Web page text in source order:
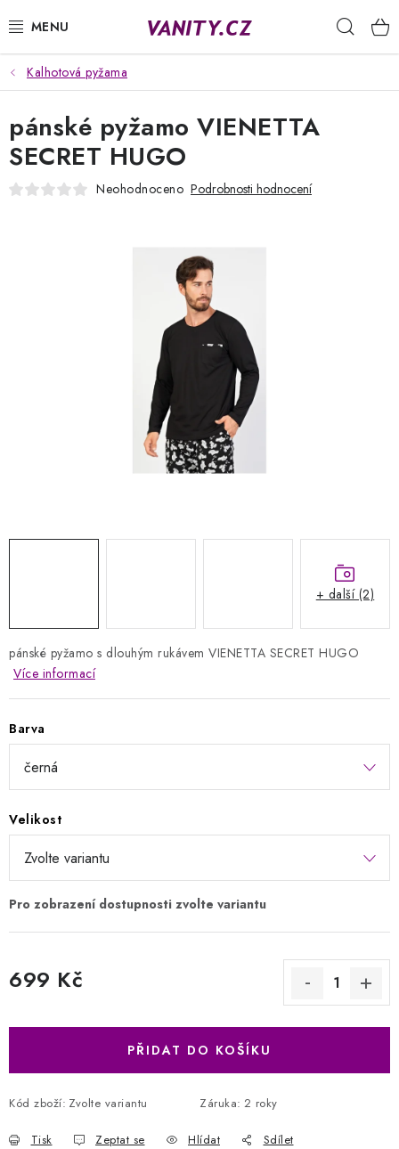
na
KABELKY
SPODNÍ PRÁDLO
PUNČOCHY
Jak nakupovat
Obchodní podmínky
Podmínky ochrany osobních údajů
Napište nám
Reklamace a vrácení zboží
Kalhotová pyžama
pánské pyžamo s dlouhým rukávem VIENETTA SECRET HUGO
Více informací
Barva
Velikost
699 Kč
PŘIDAT DO KOŠÍKU
Kód zboží: Zvolte variantu Záruka: 2 roky
Tisk Zeptat se Hlídat Sdílet
pánské pyžamo VIENETTA
SECRET HUGO
Neohodnoceno Podrobnosti hodnocení
+ další (2)